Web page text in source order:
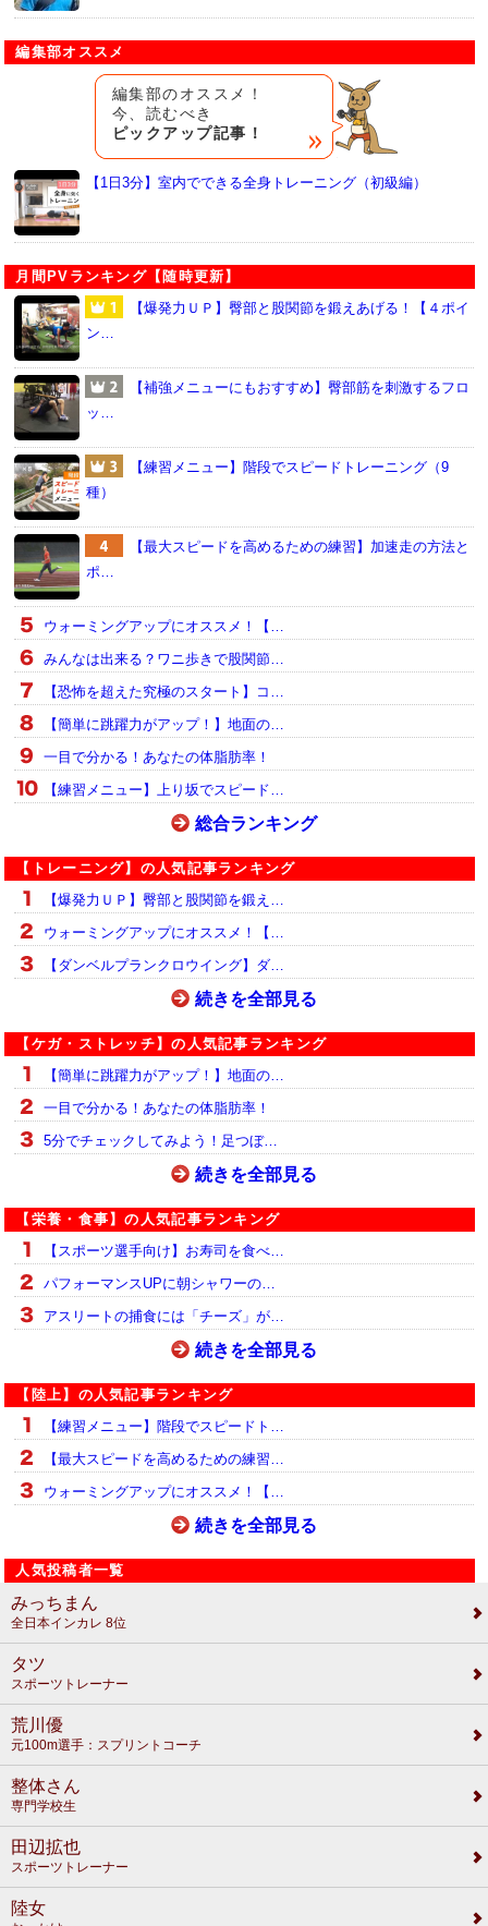
編集部オススメ
編集部のオススメ！
今、読むべき
ピックアップ記事！
【1日3分】室内でできる全身トレーニング（初級編）
月間PVランキング【随時更新】
【爆発力ＵＰ】臀部と股関節を鍛えあげる！【４ポイ
ン…
【補強メニューにもおすすめ】臀部筋を刺激するフロ
ッ…
【練習メニュー】階段でスピードトレーニング（9
種）
【最大スピードを高めるための練習】加速走の方法と
ポ…
ウォーミングアップにオススメ！【…
みんなは出来る？ワニ歩きで股関節…
【恐怖を超えた究極のスタート】コ…
【簡単に跳躍力がアップ！】地面の…
一目で分かる！あなたの体脂肪率！
【練習メニュー】上り坂でスピード…
総合ランキング
【トレーニング】の人気記事ランキング
【爆発力ＵＰ】臀部と股関節を鍛え…
ウォーミングアップにオススメ！【…
【ダンベルプランクロウイング】ダ…
続きを全部見る
【ケガ・ストレッチ】の人気記事ランキング
【簡単に跳躍力がアップ！】地面の…
一目で分かる！あなたの体脂肪率！
5分でチェックしてみよう！足つぼ…
続きを全部見る
【栄養・食事】の人気記事ランキング
【スポーツ選手向け】お寿司を食べ…
パフォーマンスUPに朝シャワーの…
アスリートの捕食には「チーズ」が…
続きを全部見る
【陸上】の人気記事ランキング
【練習メニュー】階段でスピードト…
【最大スピードを高めるための練習…
ウォーミングアップにオススメ！【…
続きを全部見る
人気投稿者一覧
みっちまん
全日本インカレ 8位
タツ
スポーツトレーナー
荒川優
元100m選手：スプリントコーチ
整体さん
専門学校生
田辺拡也
スポーツトレーナー
陸女